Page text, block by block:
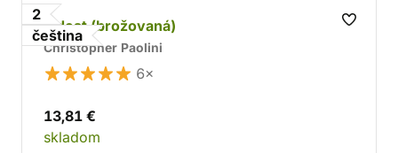
2
čeština
Eldest (brožovaná)
Christopher Paolini
6×
13,81 €
skladom